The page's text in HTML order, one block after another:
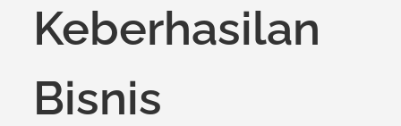
Keberhasilan
Bisnis